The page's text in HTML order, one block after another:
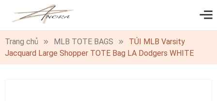
0
Trang chủ MLB TOTE BAGS
TÚI MLB Varsity
Jacquard Large Shopper TOTE Bag LA Dodgers WHITE